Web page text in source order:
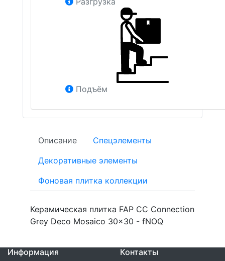
Подъём
Описание
Спецэлементы
Декоративные элементы
Фоновая плитка коллекции
Керамическая плитка FAP CC Connection
Grey Deco Mosaico 30x30 - fNOQ
Информация Контакты